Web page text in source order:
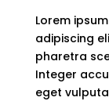
Lorem
adipiscing
pharetra
Integer
eget